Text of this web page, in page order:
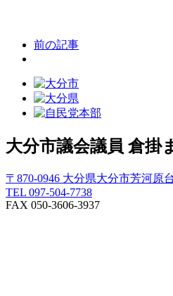
前の記事
大分市議会議員 倉掛
〒870-0946 大分県大分市芳河原
TEL 097-504-7738
FAX 050-3606-3937